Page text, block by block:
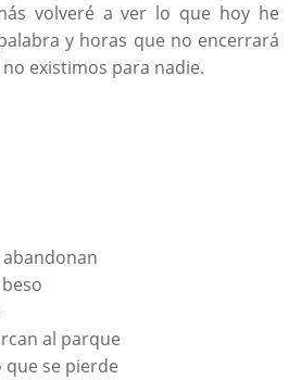
volveré a ver lo que hoy he
y horas que no encerrará
existimos para nadie.
al parque
que se pierde